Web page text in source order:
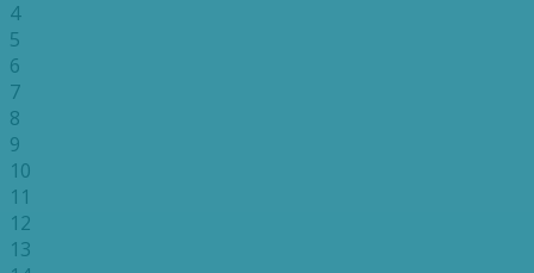
4
5
6
7
8
9
10
11
12
13